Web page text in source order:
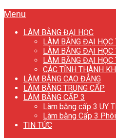
Menu
LÀM BẰNG ĐẠI HỌC
LÀM BẰNG ĐẠI HỌC
LÀM BẰNG ĐẠI HỌC
LÀM BẰNG ĐẠI HỌC
CÁC TỈNH THÀNH
LÀM BẰNG CAO ĐẲNG
LÀM BẰNG TRUNG CẤP
LÀM BẰNG CẤP 3
Làm bằng cấp 3 UY
Làm bằng Cấp 3
TIN TỨC